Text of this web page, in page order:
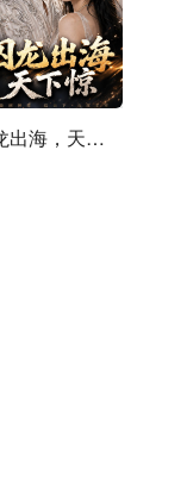
囚龙出海，天下惊